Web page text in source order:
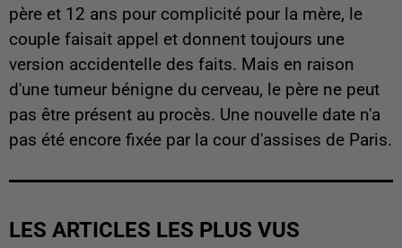
père et 12 ans pour complicité pour la mère, le
couple faisait appel et donnent toujours une
version accidentelle des faits. Mais en raison
d'une tumeur bénigne du cerveau, le père ne peut
pas être présent au procès. Une nouvelle date n'a
pas été encore fixée par la cour d'assises de Paris.
LES ARTICLES LES PLUS VUS